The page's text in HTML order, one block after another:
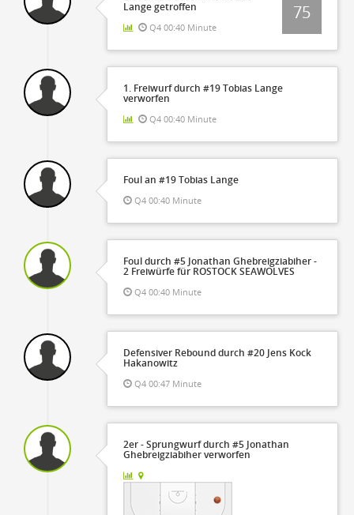
Lange getroffen
Q4 00:40 Minute
75
1. Freiwurf durch #19 Tobias Lange
verworfen
Q4 00:40 Minute
Foul an #19 Tobias Lange
Q4 00:40 Minute
Foul durch #5 Jonathan Ghebreigziabiher -
2 Freiwürfe für ROSTOCK SEAWOLVES
Q4 00:40 Minute
Defensiver Rebound durch #20 Jens Kock
Hakanowitz
Q4 00:47 Minute
2er - Sprungwurf durch #5 Jonathan
Ghebreigziabiher verworfen